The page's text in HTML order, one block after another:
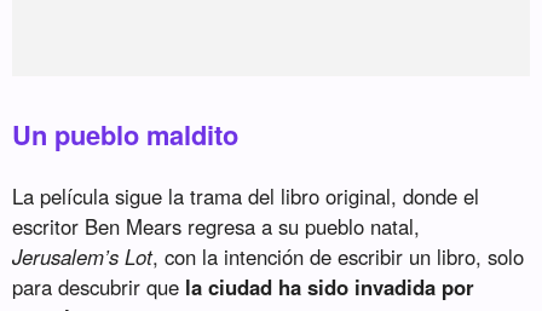
Un pueblo maldito
La película sigue la trama del libro original, donde el
escritor Ben Mears regresa a su pueblo natal,
Jerusalem’s Lot, con la intención de escribir un libro, solo
para descubrir que la ciudad ha sido invadida por